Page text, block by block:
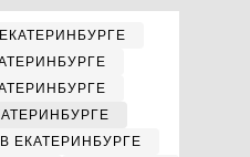
ЕКАТЕРИНБУРГЕ